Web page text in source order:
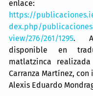
https://
dex.php/
view/276/261/1295.
disponible en
matlatzinca
Carranza Martínez,
Alexis Eduardo